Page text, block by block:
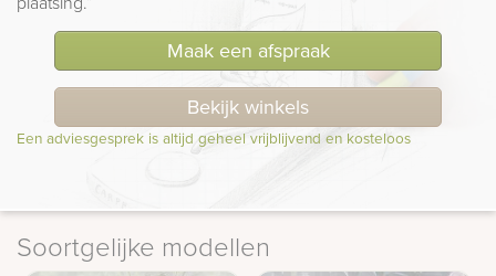
Maak een afspraak
Bekijk winkels
Een adviesgesprek is altijd geheel vrijblijvend en kosteloos
Soortgelijke modellen